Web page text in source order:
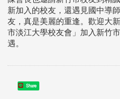
新加入的校友，還遇見國中導
友，真是美麗的重逢。歡迎大
市淡江大學校友會」加入新竹
遇。
Share